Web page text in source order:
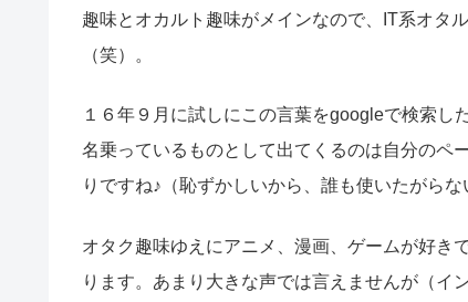
趣味とオカルト趣味がメインなので、IT系オタ
（笑）。
１６年９月に試しにこの言葉をgoogleで検索し
名乗っているものとして出てくるのは自分のペ
りですね♪（恥ずかしいから、誰も使いたがらな
オタク趣味ゆえにアニメ、漫画、ゲームが好き
ります。あまり大きな声では言えませんが（イ